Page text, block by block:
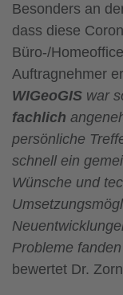
Besonders an
dass diese
Büro-/
Auftragnehmer
WIGeoGIS war
fachlich
persönliche
schnell ein
Wünsche und
Probleme
bewertet Dr.